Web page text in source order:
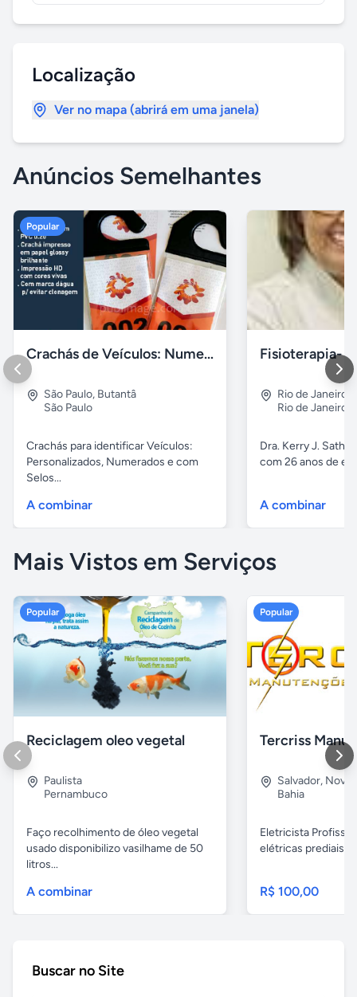
Localização
Ver no mapa (abrirá em uma janela)
Anúncios Semelhantes
Popular
Crachás de Veículos: Numerados e Personalizados
São Paulo, Butantâ
São Paulo
Crachás para identificar Veículos:
Personalizados, Numerados e com
Selos...
A combinar
Rio de Janeiro
Rio de Janeiro
Dra. Kerry J.
com 26 anos de
A combinar
Mais Vistos em Serviços
Popular
Reciclagem oleo vegetal
Paulista
Pernambuco
Faço recolhimento de óleo vegetal
usado disponibilizo vasilhame de 50
litros...
A combinar
Popular
Salvador, Nova
Bahia
Eletricista
elétricas prediais e
R$ 100,00
Buscar no Site